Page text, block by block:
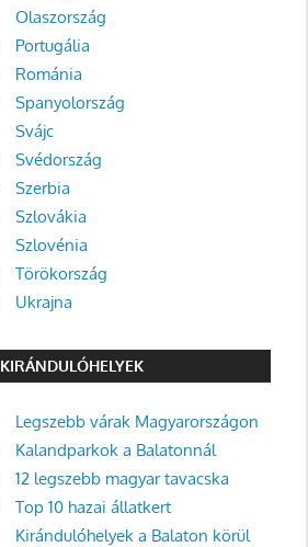
Olaszország
Portugália
Románia
Spanyolország
Svájc
Svédország
Szerbia
Szlovákia
Szlovénia
Törökország
Ukrajna
KIRÁNDULÓHELYEK
Legszebb várak Magyarországon
Kalandparkok a Balatonnál
12 legszebb magyar tavacska
Top 10 hazai állatkert
Kirándulóhelyek a Balaton körül